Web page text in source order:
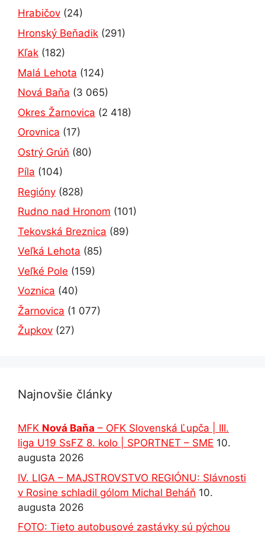
Hrabičov (24)
Hronský Beňadik (291)
Kľak (182)
Malá Lehota (124)
Nová Baňa (3 065)
Okres Žarnovica (2 418)
Orovnica (17)
Ostrý Grúň (80)
Píla (104)
Regióny (828)
Rudno nad Hronom (101)
Tekovská Breznica (89)
Veľká Lehota (85)
Veľké Pole (159)
Voznica (40)
Žarnovica (1 077)
Župkov (27)
Najnovšie články
MFK Nová Baňa – OFK Slovenská Ľupča | III.
liga U19 SsFZ 8. kolo | SPORTNET – SME 10.
augusta 2026
IV. LIGA – MAJSTROVSTVO REGIÓNU: Slávnosti
v Rosine schladil gólom Michal Beháň 10.
augusta 2026
FOTO: Tieto autobusové zastávky sú pýchou